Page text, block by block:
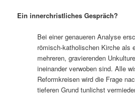
Ein innerchristliches Gespräch?
Bei einer genaueren Analyse
römisch-katholischen Kirche als
mehreren, gravierenden
ineinander verwoben sind. Alle
Reformkreisen wird die Frage
tieferen Grund tunlichst